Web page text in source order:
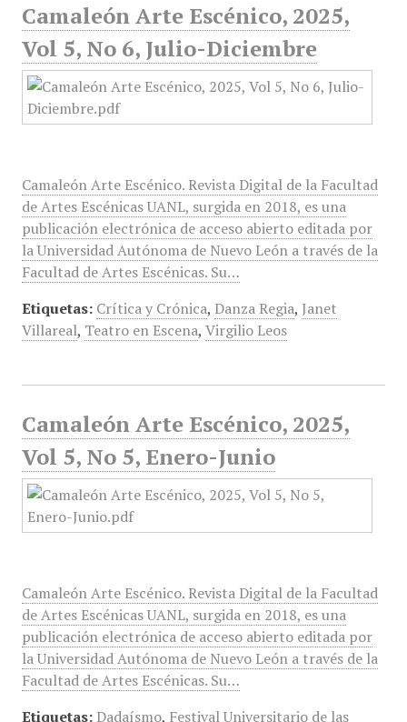
Camaleón Arte Escénico, 2025,
Vol 5, No 6, Julio-Diciembre
Camaleón Arte Escénico. Revista Digital de la Facultad
de Artes Escénicas UANL, surgida en 2018, es una
publicación electrónica de acceso abierto editada por
la Universidad Autónoma de Nuevo León a través de la
Facultad de Artes Escénicas. Su…
Etiquetas: Crítica y Crónica, Danza Regia, Janet
Villareal, Teatro en Escena, Virgilio Leos
Camaleón Arte Escénico, 2025,
Vol 5, No 5, Enero-Junio
Camaleón Arte Escénico. Revista Digital de la Facultad
de Artes Escénicas UANL, surgida en 2018, es una
publicación electrónica de acceso abierto editada por
la Universidad Autónoma de Nuevo León a través de la
Facultad de Artes Escénicas. Su…
Etiquetas: Dadaísmo, Festival Universitario de las